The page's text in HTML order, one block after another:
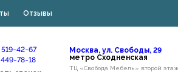
Отзывы
519-42-67
449-78-18
Москва, ул. Свободы, 29
метро Сходненская
ТЦ «Свобода Мебель» второй этаж,